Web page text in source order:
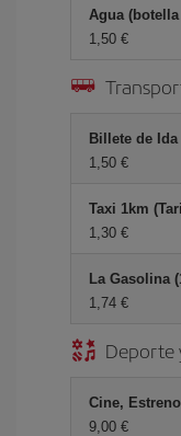
Agua
1,50 €
Billete de
1,50 €
Taxi 1km
1,30 €
La Gasolina
1,74 €
Deporte
Cine,
9,00 €